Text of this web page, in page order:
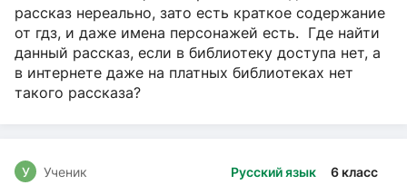
рассказ нереально, зато есть краткое содержание
от гдз, и даже имена персонажей есть. Где найти
данный рассказ, если в библиотеку доступа нет, а
в интернете даже на платных библиотеках нет
такого рассказа?
Русский язык 6 класс
У Ученик